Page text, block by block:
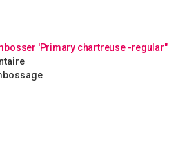
'Primary chartreuse -regular"